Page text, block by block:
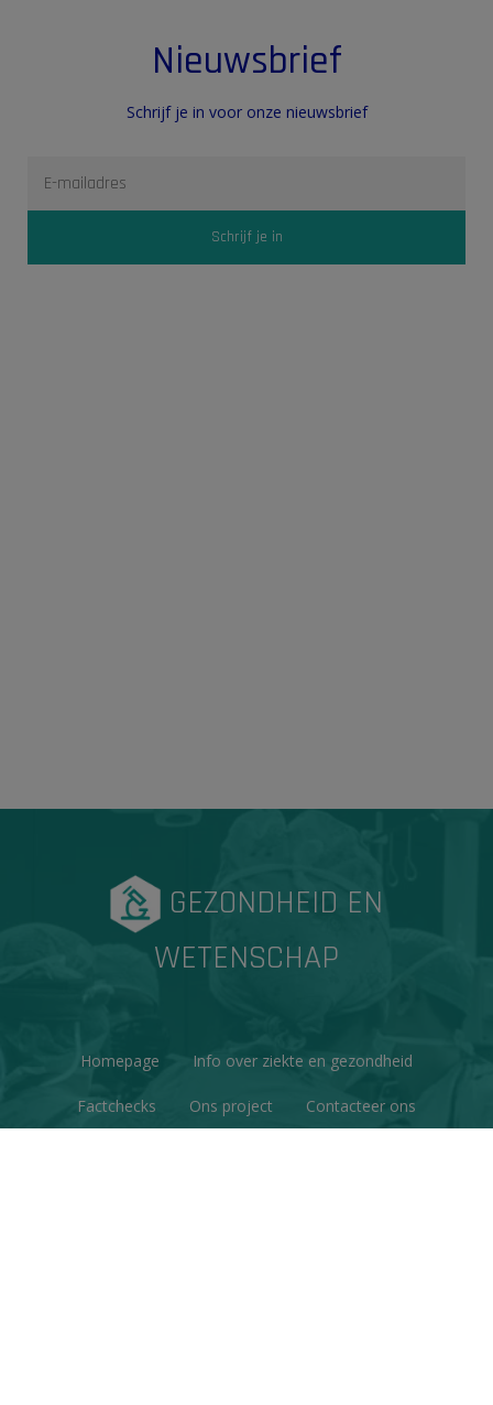
Nieuwsbrief
Schrijf je in voor onze nieuwsbrief
GEZONDHEID EN
WETENSCHAP
Homepage Info over ziekte en gezondheid
Factchecks Ons project Contacteer ons